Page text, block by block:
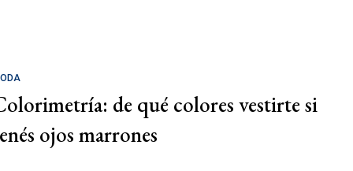
de qué colores vestirte si
ojos marrones